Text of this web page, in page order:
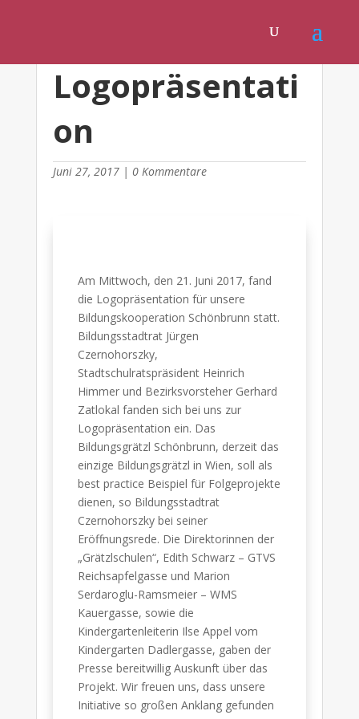
Logopräsentati
on
Juni 27, 2017| 0 Kommentare
Am Mittwoch, den 21. Juni 2017, fand
die Logopräsentation für unsere
Bildungskooperation Schönbrunn statt.
Bildungsstadtrat Jürgen
Czernohorszky,
Stadtschulratspräsident Heinrich
Himmer und Bezirksvorsteher Gerhard
Zatlokal fanden sich bei uns zur
Logopräsentation ein. Das
Bildungsgrätzl Schönbrunn, derzeit das
einzige Bildungsgrätzl in Wien, soll als
best practice Beispiel für Folgeprojekte
dienen, so Bildungsstadtrat
Czernohorszky bei seiner
Eröffnungsrede. Die Direktorinnen der
„Grätzlschulen“, Edith Schwarz – GTVS
Reichsapfelgasse und Marion
Serdaroglu-Ramsmeier – WMS
Kauergasse, sowie die
Kindergartenleiterin Ilse Appel vom
Kindergarten Dadlergasse, gaben der
Presse bereitwillig Auskunft über das
Projekt. Wir freuen uns, dass unsere
Initiative so großen Anklang gefunden